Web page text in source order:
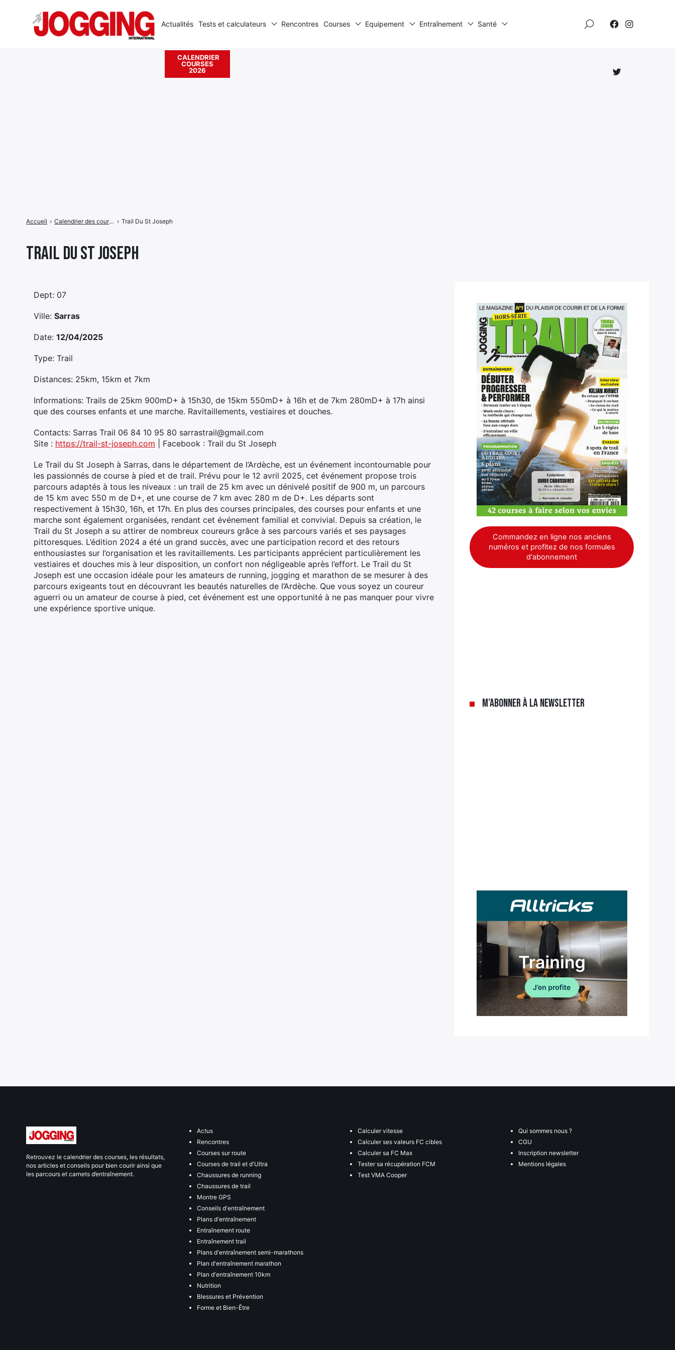
Trail Du St Joseph
Accueil › Calendrier des courses › Trail Du St Joseph
Dept: 07
Ville: Sarras
Date: 12/04/2025
Type: Trail
Distances: 25km, 15km et 7km
Informations: Trails de 25km 900mD+ à 15h30, de 15km 550mD+ à 16h et de 7km 280mD+ à 17h ainsi
que des courses enfants et une marche. Ravitaillements, vestiaires et douches.
Contacts: Sarras Trail 06 84 10 95 80 sarrastrail@gmail.com
Site : https://trail-st-joseph.com | Facebook : Trail du St Joseph
Le Trail du St Joseph à Sarras, dans le département de l’Ardèche, est un événement incontournable pour
les passionnés de course à pied et de trail. Prévu pour le 12 avril 2025, cet événement propose trois
parcours adaptés à tous les niveaux : un trail de 25 km avec un dénivelé positif de 900 m, un parcours
de 15 km avec 550 m de D+, et une course de 7 km avec 280 m de D+. Les départs sont
respectivement à 15h30, 16h, et 17h. En plus des courses principales, des courses pour enfants et une
marche sont également organisées, rendant cet événement familial et convivial. Depuis sa création, le
Trail du St Joseph a su attirer de nombreux coureurs grâce à ses parcours variés et ses paysages
pittoresques. L’édition 2024 a été un grand succès, avec une participation record et des retours
enthousiastes sur l’organisation et les ravitaillements. Les participants apprécient particulièrement les
vestiaires et douches mis à leur disposition, un confort non négligeable après l’effort. Le Trail du St
Joseph est une occasion idéale pour les amateurs de running, jogging et marathon de se mesurer à des
parcours exigeants tout en découvrant les beautés naturelles de l’Ardèche. Que vous soyez un coureur
aguerri ou un amateur de course à pied, cet événement est une opportunité à ne pas manquer pour vivre
une expérience sportive unique.
Commandez en ligne nos anciens
numéros et profitez de nos formules
d'abonnement
M’abonner à la newsletter
Actualités Tests et calculateurs Rencontres Courses Equipement Entraînement Santé
CALENDRIER
COURSES
2026
Élément
Retrouvez le calendrier des courses, les résultats,
nos articles et conseils pour bien courir ainsi que
les parcours et carnets d’entraînement.
Actus
Rencontres
Courses sur route
Courses de trail et d'Ultra
Chaussures de running
Chaussures de trail
Montre GPS
Conseils d'entraînement
Plans d'entraînement
Entraînement route
Entraînement trail
Plans d'entraînement semi-marathons
Plan d'entraînement marathon
Plan d'entraînement 10km
Nutrition
Blessures et Prévention
Forme et Bien-Être
Calculer vitesse
Calculer ses valeurs FC cibles
Calculer sa FC Max
Tester sa récupération FCM
Test VMA Cooper
Qui sommes nous ?
CGU
Inscription newsletter
Mentions légales
Rechercher